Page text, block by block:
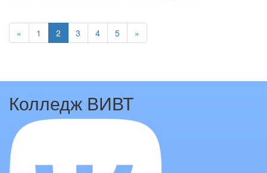
« 1 2 3 4 5 »
Колледж ВИВТ